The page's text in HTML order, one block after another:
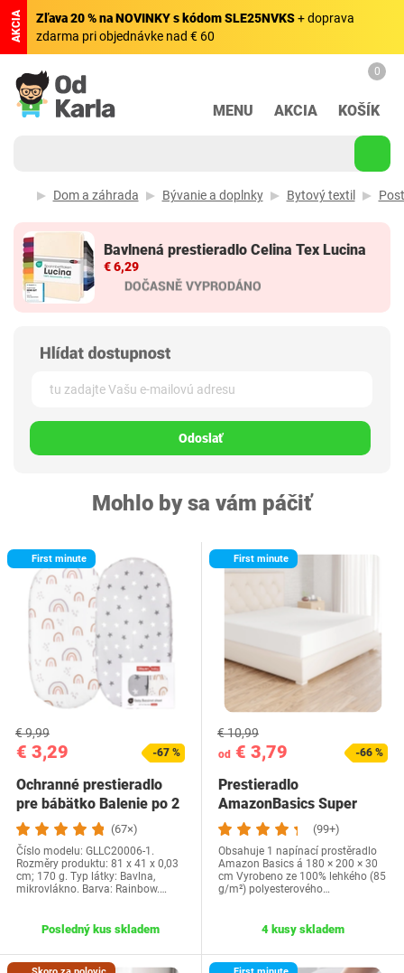
AKCIA Zľava 20 % na NOVINKY s kódom SLE25NVKS+ doprava
zdarma pri objednávke nad € 60
MENU AKCIA
0
KOŠÍK
Dom a záhrada Bývanie a doplnky Bytový textil
Bavlnená prestieradlo Celina Tex Lucina
€ 6,29
Odoslať
Mohlo by sa vám páčiť
First minute
€ 3,29
€ 9,99
-67 %
Ochranné prestieradlo
pre bábätko Balenie po 2
kusoch,…
(67×)
Číslo modelu: GLLC20006-1.
Rozměry produktu: 81 x 41 x 0,03
cm; 170 g. Typ látky: Bavlna,
mikrovlákno. Barva: Rainbow.…
Posledný kus skladem
First minute
od € 3,79
€ 10,99
-66 %
Prestieradlo
AmazonBasics Super
King FTD-BWH-(99+)
Obsahuje 1 napínací prostěradlo
Amazon Basics á 180 × 200 × 30
cm Vyrobeno ze 100% lehkého (85
g/m²) polyesterového…
4 kusy skladem